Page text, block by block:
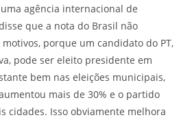
agência internacional de
que a nota do Brasil não
porque um candidato do PT,
pode ser eleito presidente em
bem nas eleições municipais,
mais de 30% e o partido
cidades. Isso obviamente melhora